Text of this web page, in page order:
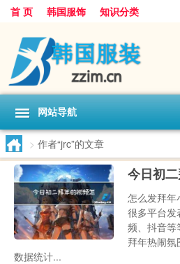
首 页 韩国服饰 知识分类
网站导航
> 作者“jrc”的文章
今日初
怎么发拜年
很多平台发
频、抖音等
拜年热闹
数据统计...